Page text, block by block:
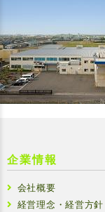
企業情報
会社概要
経営理念・経営方針